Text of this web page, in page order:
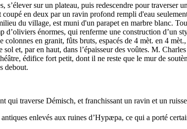
sur un plateau, puis redescendre pour traverser
en deux par un ravin profond rempli d'eau
du village, est muni d'un parapet en marbre blanc.
énormes, qui renferme une construction d’un
en granit, fûts bruts, espacés de 4 mèt. en 4
et, par en haut, dans l’épaisseur des voûtes. M.
édifice fort petit, dont il ne reste que le mur de
debout.
qui traverse Démisch, et franchissant un ravin et un
enlevés aux ruines d’Hypæpa, ce qui a porté